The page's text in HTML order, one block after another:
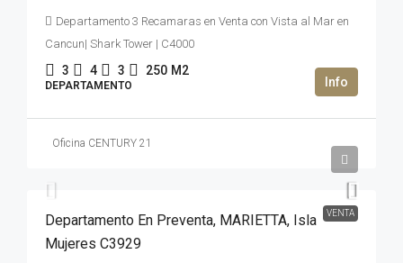
Departamento 3 Recamaras en Venta con Vista al Mar en
Cancun| Shark Tower | C4000
3 4 3 250 M2
DEPARTAMENTO
Oficina CENTURY 21
VENTA
Departamento En Preventa, MARIETTA, Isla
Mujeres C3929